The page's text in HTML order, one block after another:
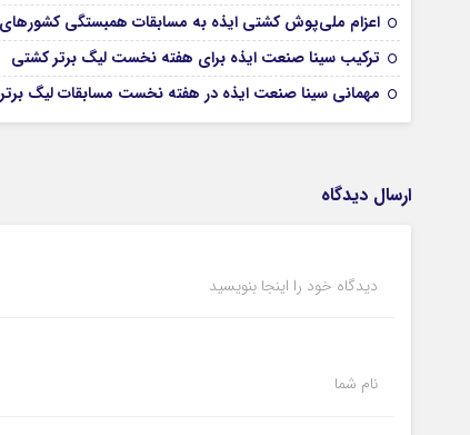
اعزام ملی‌پوش کشتی ایذه به مسابقات همبستگی
ترکیب سینا صنعت ایذه برای هفته نخست لیگ برتر کشتی
مهمانی سینا صنعت ایذه در هفته نخست مسابقات لیگ
ارسال دیدگاه
دیدگاه خود را اینجا بنویسید
نام شما